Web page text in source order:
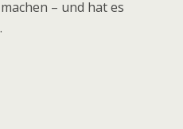
– und hat es